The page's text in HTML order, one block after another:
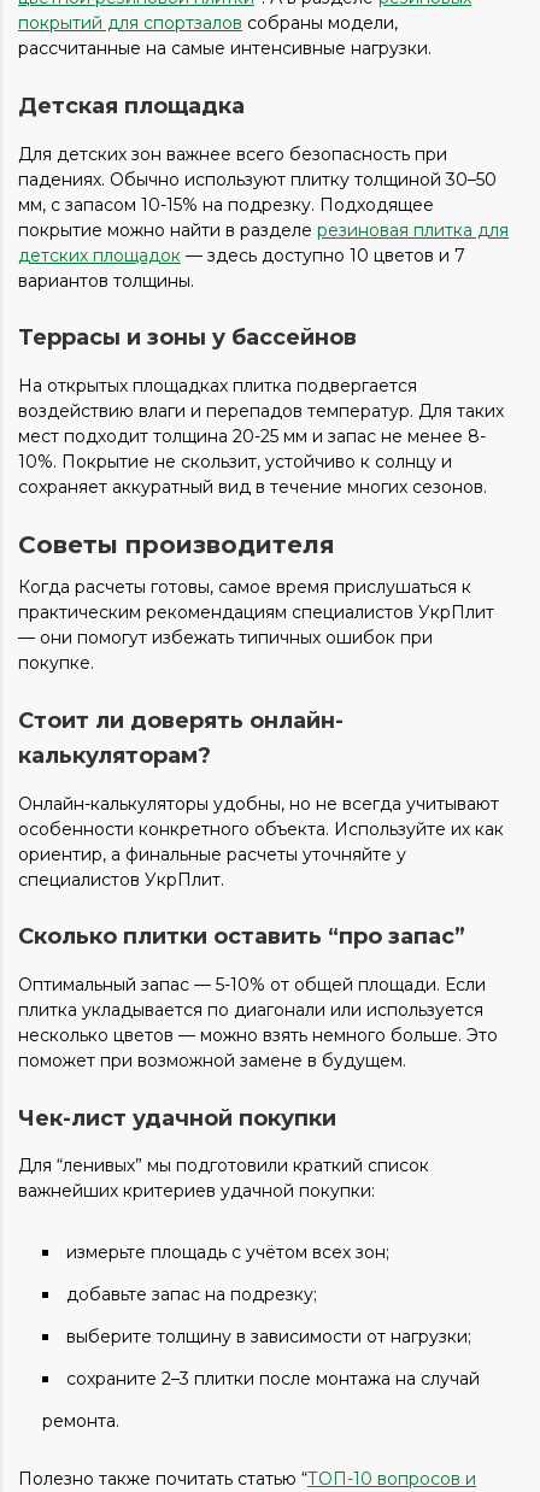
покрытий для спортзалов собраны модели,
рассчитанные на самые интенсивные нагрузки.
Детская площадка
Для детских зон важнее всего безопасность при
падениях. Обычно используют плитку толщиной 30–50
мм, с запасом 10-15% на подрезку. Подходящее
покрытие можно найти в разделе резиновая плитка для
детских площадок — здесь доступно 10 цветов и 7
вариантов толщины.
Террасы и зоны у бассейнов
На открытых площадках плитка подвергается
воздействию влаги и перепадов температур. Для таких
мест подходит толщина 20-25 мм и запас не менее 8-
10%. Покрытие не скользит, устойчиво к солнцу и
сохраняет аккуратный вид в течение многих сезонов.
Советы производителя
Когда расчеты готовы, самое время прислушаться к
практическим рекомендациям специалистов УкрПлит
— они помогут избежать типичных ошибок при
покупке.
Стоит ли доверять онлайн-
калькуляторам?
Онлайн-калькуляторы удобны, но не всегда учитывают
особенности конкретного объекта. Используйте их как
ориентир, а финальные расчеты уточняйте у
специалистов УкрПлит.
Сколько плитки оставить “про запас”
Оптимальный запас — 5-10% от общей площади. Если
плитка укладывается по диагонали или используется
несколько цветов — можно взять немного больше. Это
поможет при возможной замене в будущем.
Чек-лист удачной покупки
Для “ленивых” мы подготовили краткий список
важнейших критериев удачной покупки:
измерьте площадь с учётом всех зон;
добавьте запас на подрезку;
выберите толщину в зависимости от нагрузки;
сохраните 2–3 плитки после монтажа на случай
ремонта.
Полезно также почитать статью “ТОП-10 вопросов и